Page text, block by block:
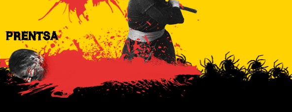
PRENTSA